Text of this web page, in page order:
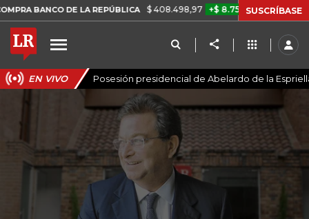
DE LA REPÚBLICA $ 408.498,97 +$ 8.753,81 +2,19% TASA DE
SUSCRÍBASE
EN VIVO Posesión presidencial de Abelardo de la